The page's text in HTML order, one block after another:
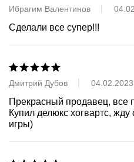
Ибрагим Валентинов
Сделали все супер!!!
Дмитрий Дубов 04.02.2023
Прекрасный продавец, все
Купил делюкс хогвартс,
игры)